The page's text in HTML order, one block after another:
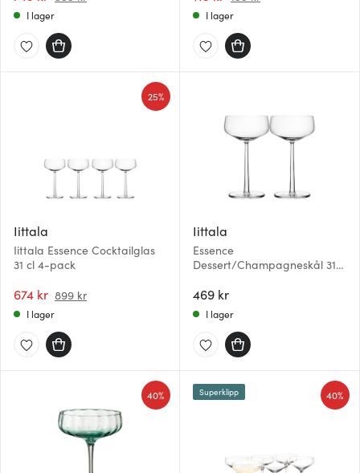
I lager I lager
Iittala
Iittala Essence Cocktailglas
31 cl 4-pack
674 kr 899 kr
25%
I lager
Iittala
Essence
Dessert/Champagneskål 31
469 kr
I lager
40% 40%
Superklipp